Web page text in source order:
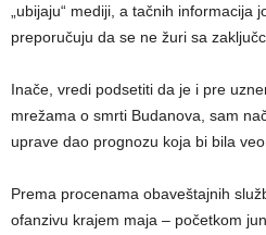
„ubijaju“ mediji, a tačnih
preporučuju da se ne žuri sa
Inače, vredi podsetiti da je i pre
mrežama o smrti Budanova, sam
uprave dao prognozu koja bi bila
Prema procenama obaveštajnih
ofanzivu krajem maja – početkom